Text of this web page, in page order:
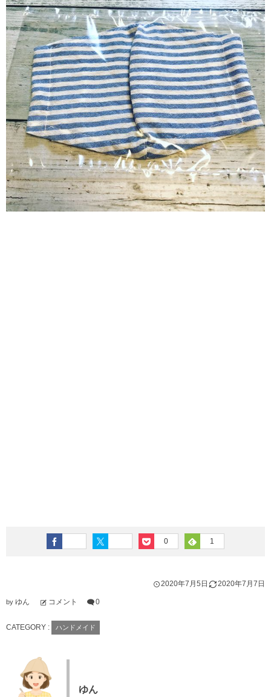
0 1
2020年7月5日 2020年7月7日
by ゆん コメント 0
CATEGORY : ハンドメイド
ゆん